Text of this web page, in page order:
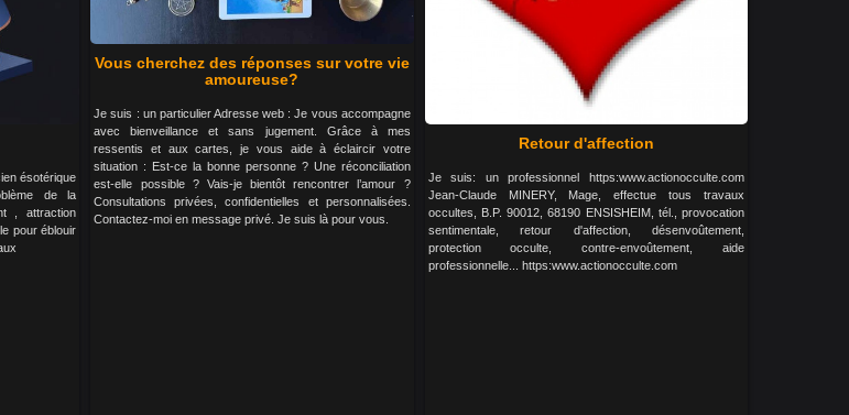
ésotérique
de la
, attraction
pour éblouir
Vous cherchez des réponses sur votre vie
amoureuse?
Je suis : un particulier Adresse web : Je vous accompagne
avec bienveillance et sans jugement. Grâce à mes
ressentis et aux cartes, je vous aide à éclaircir votre
situation : Est-ce la bonne personne ? Une réconciliation
est-elle possible ? Vais-je bientôt rencontrer l’amour ?
Consultations privées, confidentielles et personnalisées.
Contactez-moi en message privé. Je suis là pour vous.
Retour d'affection
Je suis: un professionnel https:www.actionocculte.com
Jean-Claude MINERY, Mage, effectue tous travaux
occultes, B.P. 90012, 68190 ENSISHEIM, tél., provocation
sentimentale, retour d'affection, désenvoûtement,
protection occulte, contre-envoûtement, aide
professionnelle... https:www.actionocculte.com